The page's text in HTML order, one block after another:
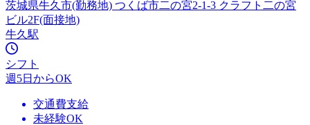
茨城県牛久市(勤務地) つくば市二の宮2-1-3 クラフト二の宮
ビル2F(面接地)
牛久駅
シフト
週5日からOK
交通費支給
未経験OK